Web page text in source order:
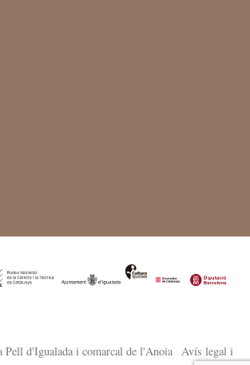
d'Igualada i comarcal de l'Anoia Avís legal i